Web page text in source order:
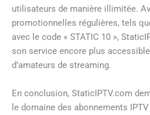
utilisateurs de manière illimitée.
promotionnelles régulières, tels
avec le code « STATIC 10 »,
son service encore plus
d’amateurs de streaming.
En conclusion, StaticIPTV.com
le domaine des abonnements